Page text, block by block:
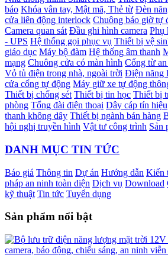
báo Khóa vân tay, Mật mã, Thẻ từ Đèn
cửa liên động interlock Chuông báo giờ tự
Camera quan sát Đầu ghi hình camera Phụ
- UPS Hệ thống gọi phục vụ Thiết bị vệ
giáo dục Máy bộ đàm Hệ thống âm thanh
mạng Chuông cửa có màn hình Cổng từ
Vỏ tủ điện trong nhà, ngoài trời Điện năng
cửa cổng tự động Máy giữ xe tự động
Thiết bị chống sét Thiết bị tin học Thiết bị
phòng Tổng đài điện thoại Dây cáp tín hiệu
thanh không dây Thiết bị ngành bán hàng
hội nghị truyền hình Vật tư công trình Sản
DANH MỤC TIN TỨC
Báo giá Thông tin Dự án Hướng dẫn Kiến
pháp an ninh toàn diện Dịch vụ Download
kỹ thuật Tin tức Tuyển dụng
Sản phẩm nổi bật